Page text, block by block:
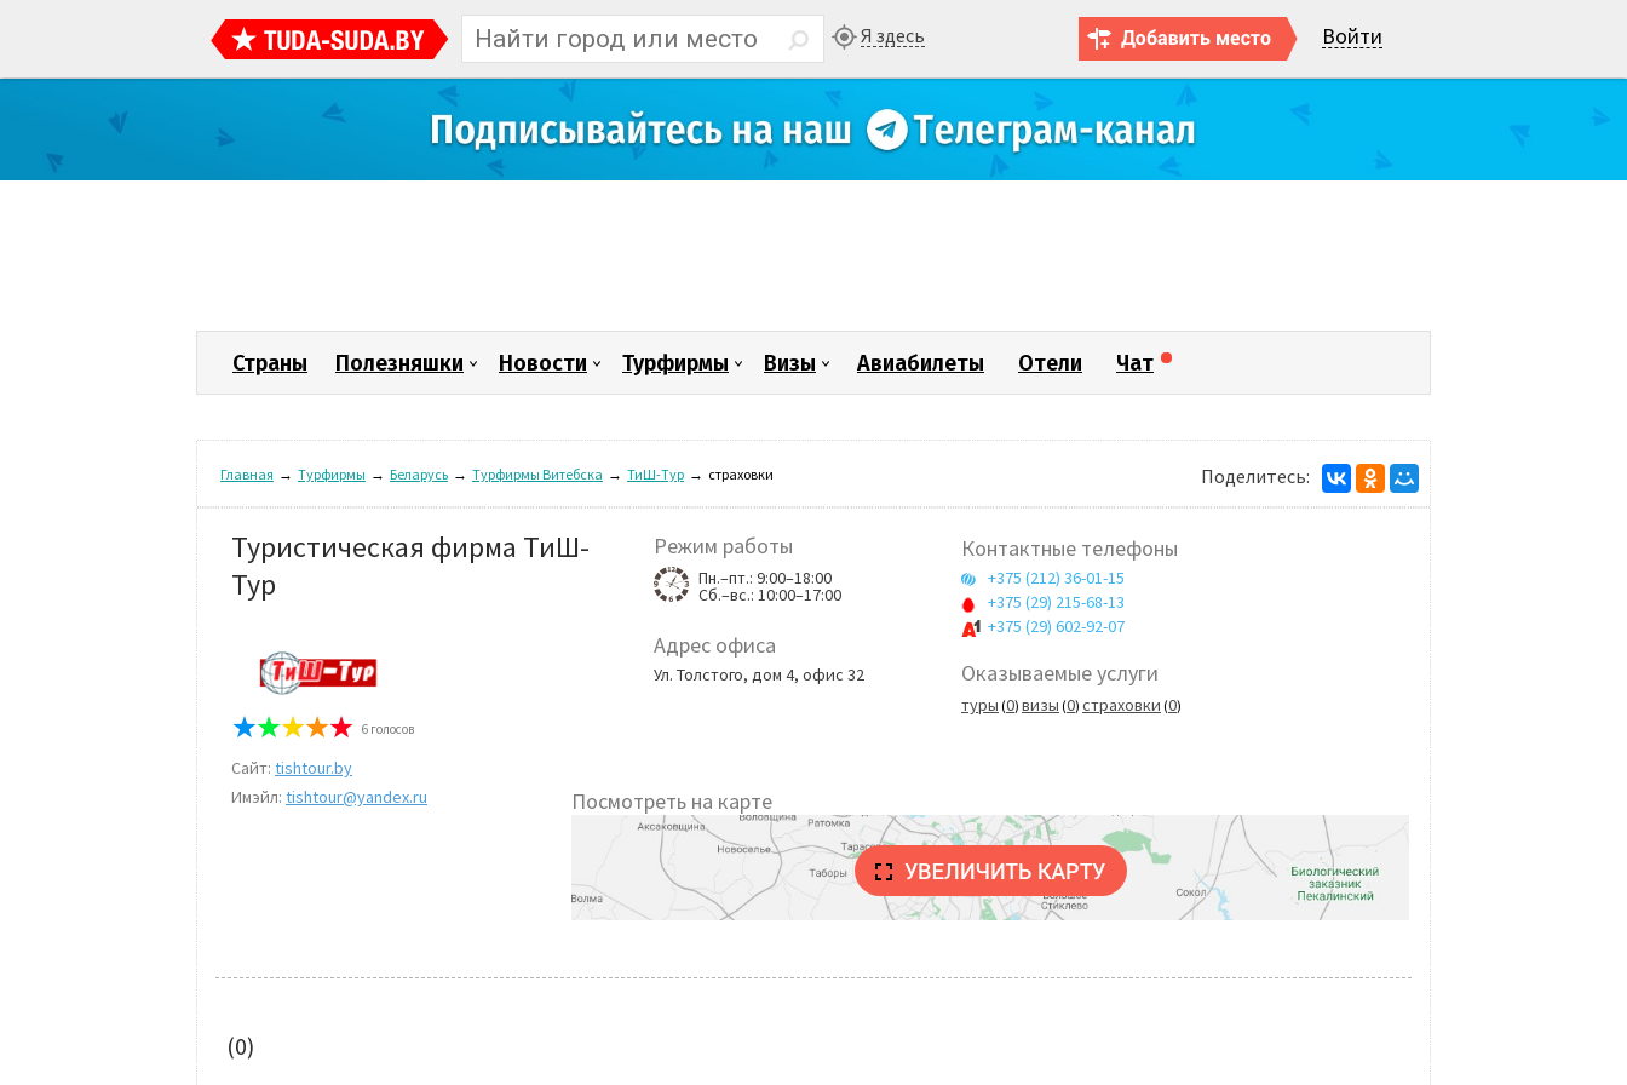
Я здесь Войти
Страны Полезняшки Новости Турфирмы Визы Авиабилеты Отели Чат
Главная → Турфирмы → Беларусь → Турфирмы Витебска → ТиШ-Тур → страховки Поделитесь:
Туристическая фирма ТиШ-
Тур
6 голосов
Сайт: tishtour.by
Имэйл: tishtour@yandex.ru
Режим работы
Пн.–пт.: 9:00–18:00
Сб.–вс.: 10:00–17:00
Адрес офиса
Ул. Толстого, дом 4, офис 32
Контактные телефоны
+375 (212) 36-01-15
+375 (29) 215-68-13
+375 (29) 602-92-07
Оказываемые услуги
туры (0) визы (0) страховки (0)
Посмотреть на карте
(0)